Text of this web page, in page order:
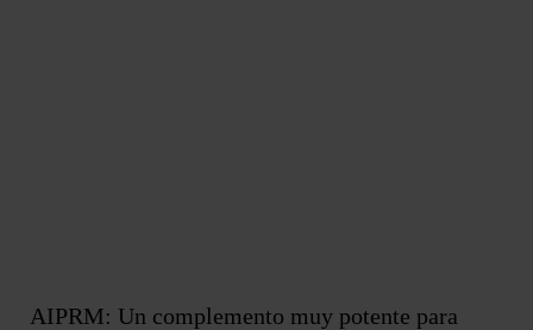
AIPRM: Un complemento muy potente para